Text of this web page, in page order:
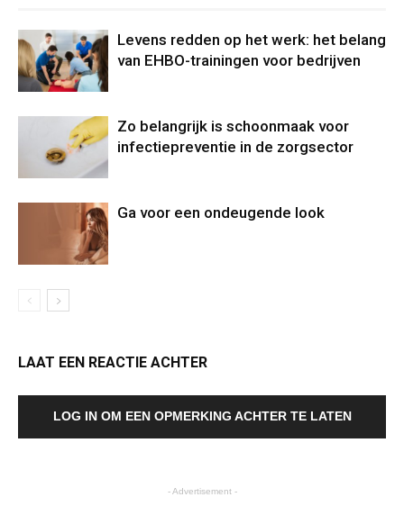
Levens redden op het werk: het belang
van EHBO-trainingen voor bedrijven
Zo belangrijk is schoonmaak voor
infectiepreventie in de zorgsector
Ga voor een ondeugende look
LAAT EEN REACTIE ACHTER
LOG IN OM EEN OPMERKING ACHTER TE LATEN
- Advertisement -